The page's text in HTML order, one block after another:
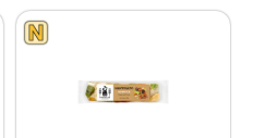
chosen